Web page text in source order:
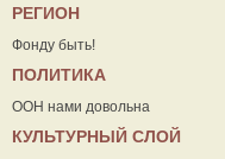
РЕГИОН
Фонду быть!
ПОЛИТИКА
ООН нами довольна
КУЛЬТУРНЫЙ СЛОЙ